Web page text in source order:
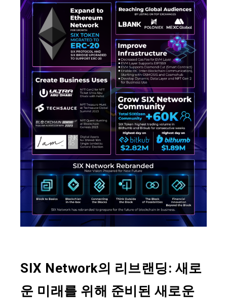
SIX Network의 리브랜딩: 새로
운 미래를 위해 준비된 새로운